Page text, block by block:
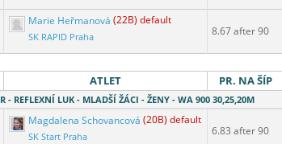
Marie Heřmanová (22B) default
SK RAPID Praha 8.67 after 90
ATLET PR. NA ŠÍP
- REFLEXNÍ LUK - MLADŠÍ ŽÁCI - ŽENY - WA 900 30,25,20M
Magdalena Schovancová (20B) default
SK Start Praha 6.83 after 90